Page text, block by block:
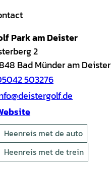
Park am Deister
2
Bad Münder am Deister
503276
Heenreis met de auto
Heenreis met de trein